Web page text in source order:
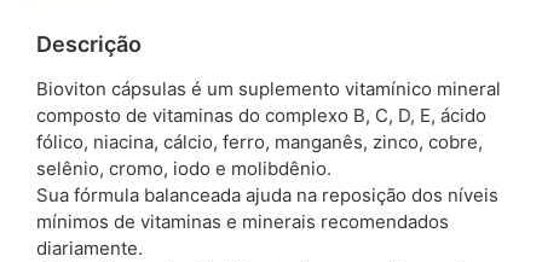
Descrição
Bioviton cápsulas é um suplemento vitamínico mineral
composto de vitaminas do complexo B, C, D, E, ácido
fólico, niacina, cálcio, ferro, manganês, zinco, cobre,
selênio, cromo, iodo e molibdênio.
Sua fórmula balanceada ajuda na reposição dos níveis
mínimos de vitaminas e minerais recomendados
diariamente.